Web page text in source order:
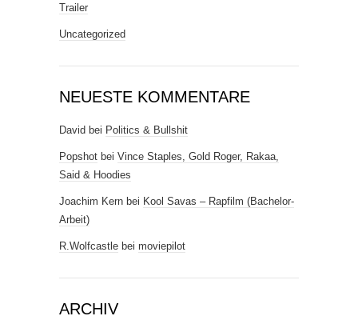
Trailer
Uncategorized
NEUESTE KOMMENTARE
David bei Politics & Bullshit
Popshot bei Vince Staples, Gold Roger, Rakaa,
Said & Hoodies
Joachim Kern bei Kool Savas – Rapfilm (Bachelor-
Arbeit)
R.Wolfcastle bei moviepilot
ARCHIV